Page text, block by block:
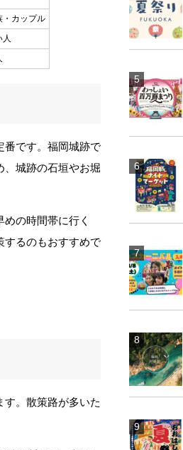
・カップル
人
番です。福岡城跡で
、城跡の石垣やお堀
の時間帯に行く
するのもおすすめで
。散策路が多いた